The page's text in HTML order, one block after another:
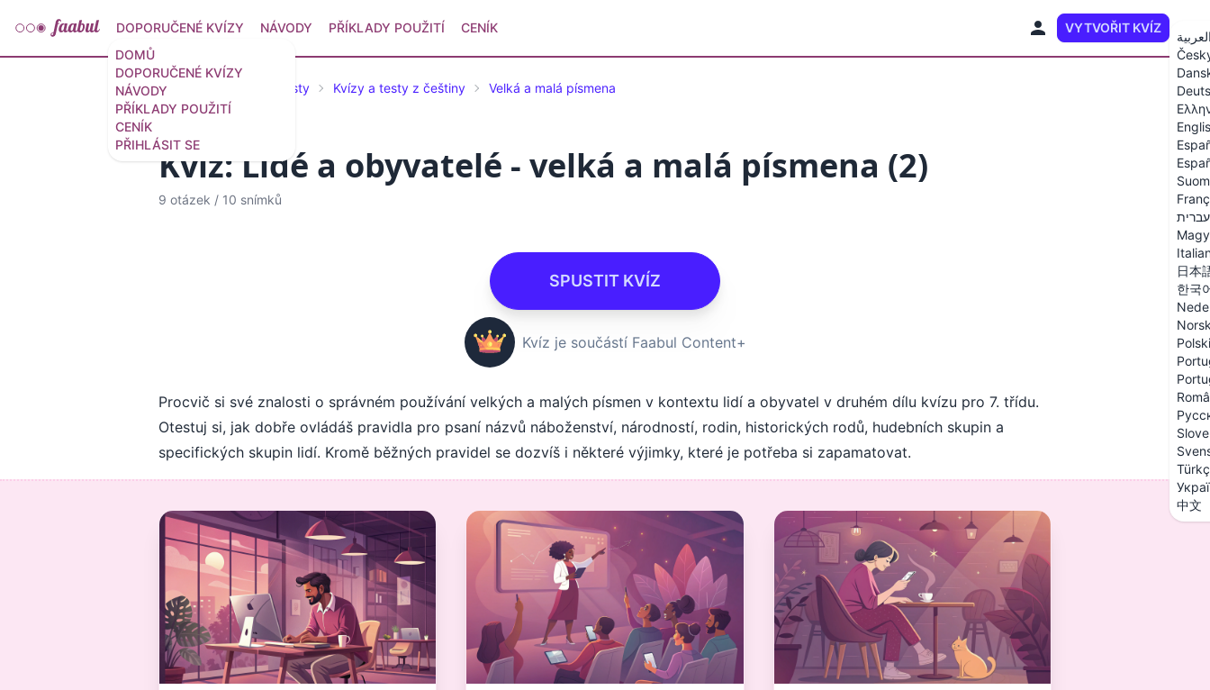
DOMŮ
DOPORUČENÉ KVÍZY
NÁVODY
PŘÍKLADY POUŽITÍ
CENÍK
PŘIHLÁSIT SE
DOPORUČENÉ KVÍZY NÁVODY PŘÍKLADY POUŽITÍ CENÍK VYTVOŘIT KVÍZ
עברית
日本
한국
Polski
中文
Doporučené kvízy a testy Kvízy a testy z češtiny Velká a malá písmena
Kvíz: Lidé a obyvatelé - velká a malá písmena (2)
9 otázek / 10 snímků
SPUSTIT KVÍZ
Kvíz je součástí Faabul Content+
Procvič si své znalosti o správném používání velkých a malých písmen v kontextu lidí a obyvatel v druhém dílu kvízu pro 7. třídu.
Otestuj si, jak dobře ovládáš pravidla pro psaní názvů náboženství, národností, rodin, historických rodů, hudebních skupin a
specifických skupin lidí. Kromě běžných pravidel se dozvíš i některé výjimky, které je potřeba si zapamatovat.